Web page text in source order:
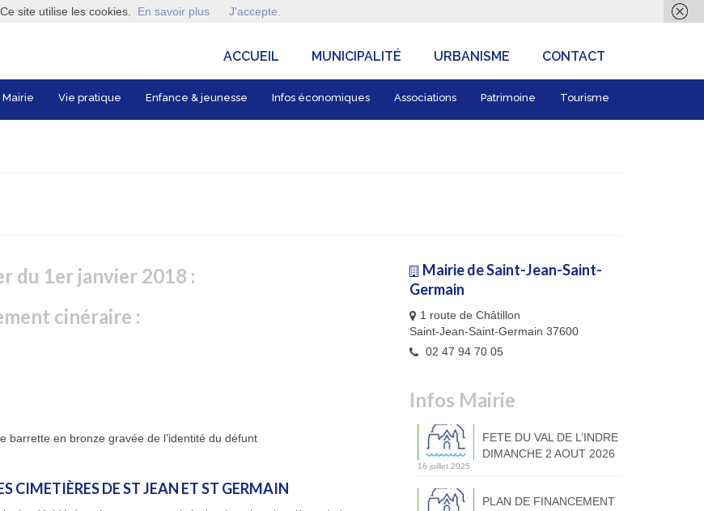
ACCUEIL MUNICIPALITÉ URBANISME CONTACT
Mairie Vie pratique Enfance & jeunesse Infos économiques Associations Patrimoine Tourisme
du 1er janvier 2018 :
cinéraire :
barrette en bronze gravée de l’identité du défunt
CIMETIÈRES DE ST JEAN ET ST GERMAIN
Mairie de Saint-Jean-Saint-
Germain
1 route de Châtillon
Saint-Jean-Saint-Germain 37600
02 47 94 70 05
Infos Mairie
FETE DU VAL DE L’INDRE
DIMANCHE 2 AOUT 2026
16 juillet 2025
PLAN DE FINANCEMENT
Ce site utilise les cookies. En savoir plus J'accepte.